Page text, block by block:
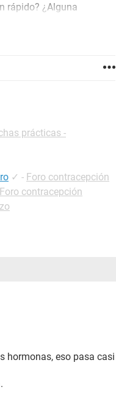
rápido? ¿Alguna
prácticas -
✓ - Foro contracepción
Foro contracepción
hormonas, eso pasa casi